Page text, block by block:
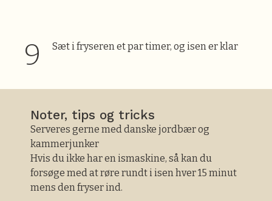
Sæt i fryseren et par timer, og isen er klar
Noter, tips og tricks
Serveres gerne med danske jordbær og
kammerjunker
Hvis du ikke har en ismaskine, så kan du
forsøge med at røre rundt i isen hver 15 minut
mens den fryser ind.